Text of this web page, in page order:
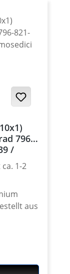
/
1-2
aus
in